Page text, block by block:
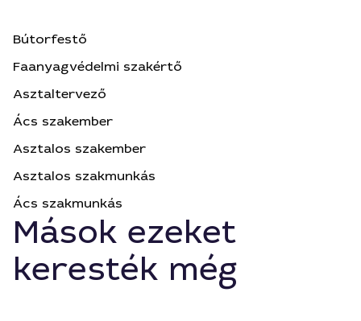
Bútorfestő
Faanyagvédelmi szakértő
Asztaltervező
Ács szakember
Asztalos szakember
Asztalos szakmunkás
Ács szakmunkás
Mások ezeket
keresték még